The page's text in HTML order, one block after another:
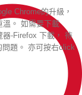
Chrome的升級，
溫。 如需要下載
器-Firefox 下載， 待
問題。 亦可按右click